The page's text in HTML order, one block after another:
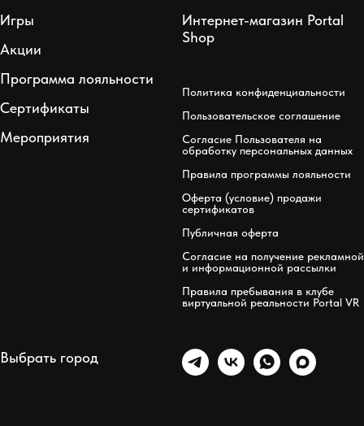
Игры
Акции
Программа лояльности
Сертификаты
Мероприятия
Интернет-магазин Portal
Shop
Политика конфиденциальности
Пользовательское соглашение
Согласие Пользователя на
обработку персональных данных
Правила программы лояльности
Оферта (условие) продажи
сертификатов
Публичная оферта
Согласие на получение рекламной
и информационной рассылки
Правила пребывания в клубе
виртуальной реальности Portal VR
Выбрать город